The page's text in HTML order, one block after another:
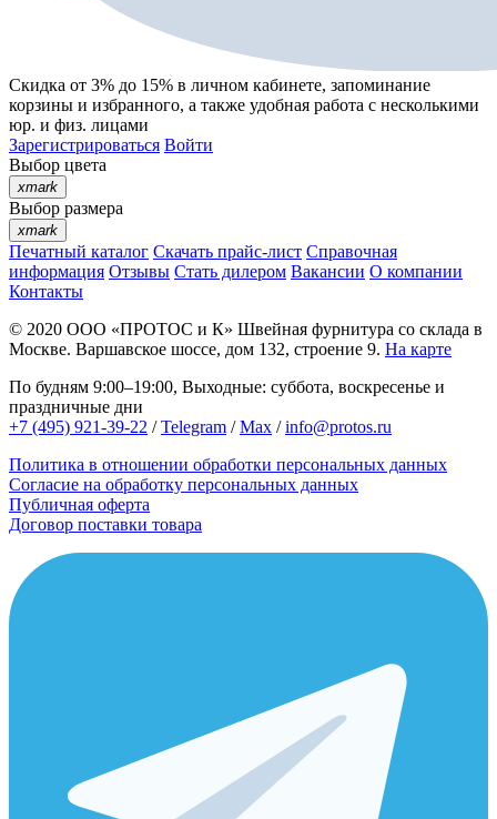
Скидка от 3% до 15% в личном кабинете, запоминание
корзины и избранного, а также удобная работа с несколькими
юр. и физ. лицами
Зарегистрироваться Войти
Выбор цвета
xmark
Выбор размера
xmark
Печатный каталог Скачать прайс-лист Справочная
информация Отзывы Стать дилером Вакансии О компании
Контакты
© 2020 ООО «ПРОТОС и К» Швейная фурнитура со склада в
Москве. Варшавское шоссе, дом 132, строение 9. На карте
По будням 9:00–19:00, Выходные: суббота, воскресенье и
праздничные дни
+7 (495) 921-39-22 /Telegram /Max /info@protos.ru
Политика в отношении обработки персональных данных
Согласие на обработку персональных данных
Публичная оферта
Договор поставки товара